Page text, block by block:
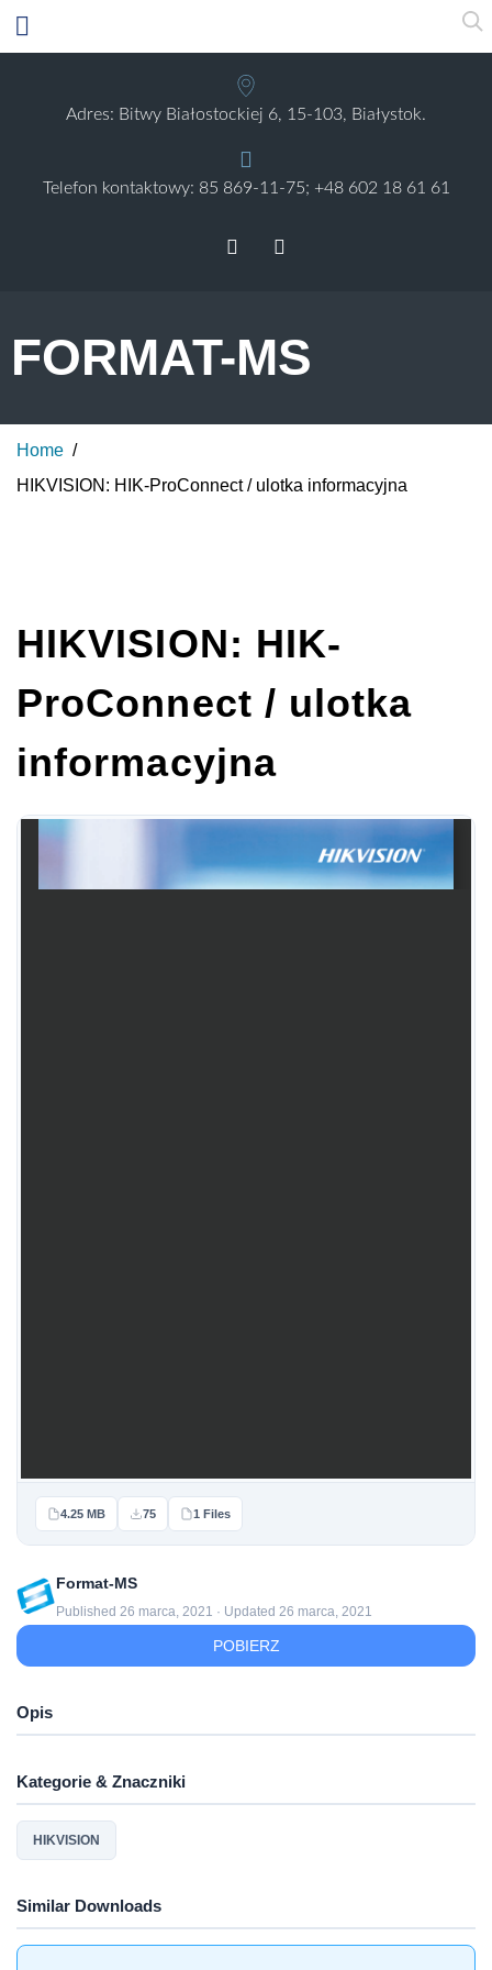
Adres: Bitwy Białostockiej 6, 15-103, Białystok.
Telefon kontaktowy: 85 869-11-75; +48 602 18 61 61
FORMAT-MS
Home /
HIKVISION: HIK-ProConnect / ulotka informacyjna
HIKVISION: HIK-
ProConnect / ulotka
informacyjna
4.25 MB 75 1 Files
Format-MS
Published 26 marca, 2021 · Updated 26 marca, 2021
POBIERZ
Opis
Kategorie & Znaczniki
HIKVISION
Similar Downloads